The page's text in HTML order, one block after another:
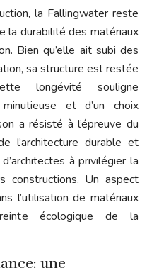
la Fallingwater reste
la durabilité des matériaux
Bien qu’elle ait subi des
sa structure est restée
longévité souligne
minutieuse et d’un choix
a résisté à l’épreuve du
l’architecture durable et
à privilégier la
Un aspect
l’utilisation de matériaux
écologique de la
une